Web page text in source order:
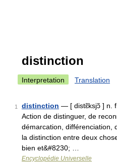
distinction
Interpretation Translation
1 distinction — [ distɛ̃ksjɔ̃ ] n.
Action de distinguer, de
démarcation, différenciation,
la distinction entre deux
bien et&#8230; …
Encyclopédie Universelle